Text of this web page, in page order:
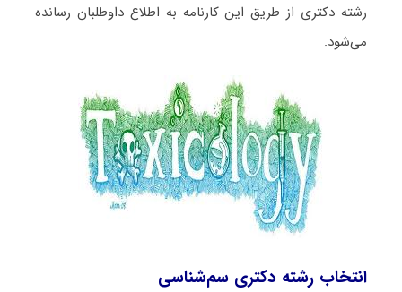
رشته دکتری از طریق این کارنامه به اطلاع داوطلبان رسانده
می‌شود.
انتخاب رشته دکتری سم‌شناسی